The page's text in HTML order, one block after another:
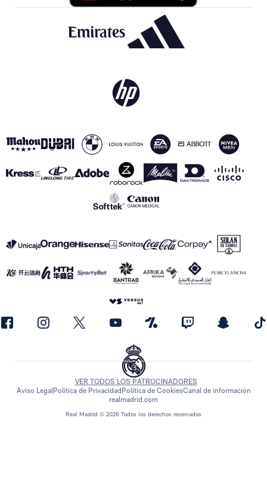
Real Madrid © 2026 Todos los derechos reservados
VER TODOS LOS PATROCINADORES
Aviso LegalPolítica de Privacidad Política de CookiesCanal de información
realmadrid.com